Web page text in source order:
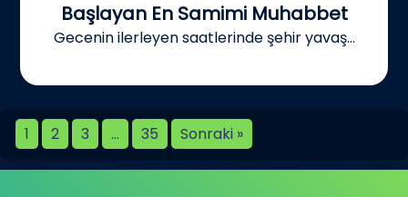
Başlayan En Samimi Muhabbet
Gecenin ilerleyen saatlerinde şehir yavaş...
1 2 3 … 35 Sonraki »